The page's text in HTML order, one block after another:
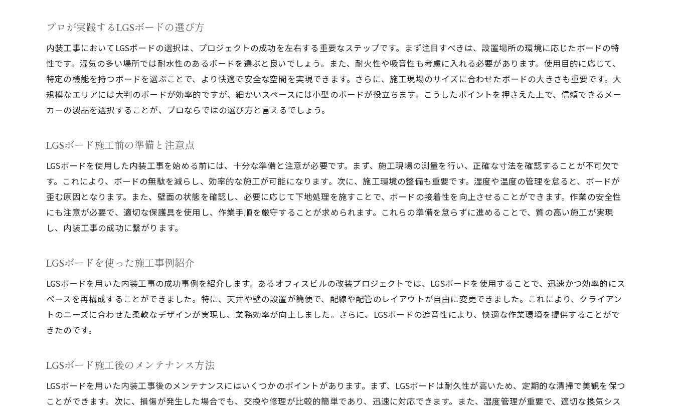
LGSボードを最大限に活かす配置方法
プロが推奨するLGSボード施工のタイミング
LGSボードと照明の相性を考慮したデザイン
施工費用を抑えるLGSボードの選び方
LGSボードを使ったDIYアイデア
内装工事でのLGSボードの役割
専門家が教えるLGSボードの施工手順
LGSボードで空間を広く見せるテクニック
LGSボードの耐久性とその評価
用途別に見るLGSボードの選択肢
LGSボードを使用した施工の経済的効果
プロが解説！LGSボードで効率的に空間を作る方法
プロが実践するLGSボードの選び方
内装工事においてLGSボードの選択は、プロジェクトの成功を左右する重要なステップです。まず注目すべきは、設置場所の環境に応じたボードの特
性です。湿気の多い場所では耐水性のあるボードを選ぶと良いでしょう。また、耐火性や吸音性も考慮に入れる必要があります。使用目的に応じて、
特定の機能を持つボードを選ぶことで、より快適で安全な空間を実現できます。さらに、施工現場のサイズに合わせたボードの大きさも重要です。大
規模なエリアには大判のボードが効率的ですが、細かいスペースには小型のボードが役立ちます。こうしたポイントを押さえた上で、信頼できるメー
カーの製品を選択することが、プロならではの選び方と言えるでしょう。
LGSボード施工前の準備と注意点
LGSボードを使用した内装工事を始める前には、十分な準備と注意が必要です。まず、施工現場の測量を行い、正確な寸法を確認することが不可欠で
す。これにより、ボードの無駄を減らし、効率的な施工が可能になります。次に、施工環境の整備も重要です。湿度や温度の管理を怠ると、ボードが
歪む原因となります。また、壁面の状態を確認し、必要に応じて下地処理を施すことで、ボードの接着性を向上させることができます。作業の安全性
にも注意が必要で、適切な保護具を使用し、作業手順を厳守することが求められます。これらの準備を怠らずに進めることで、質の高い施工が実現
し、内装工事の成功に繋がります。
LGSボードを使った施工事例紹介
LGSボードを用いた内装工事の成功事例を紹介します。あるオフィスビルの改装プロジェクトでは、LGSボードを使用することで、迅速かつ効率的にス
ペースを再構成することができました。特に、天井や壁の設置が簡便で、配線や配管のレイアウトが自由に変更できました。これにより、クライアン
トのニーズに合わせた柔軟なデザインが実現し、業務効率が向上しました。さらに、LGSボードの遮音性により、快適な作業環境を提供することがで
きたのです。
LGSボード施工後のメンテナンス方法
LGSボードを用いた内装工事後のメンテナンスにはいくつかのポイントがあります。まず、LGSボードは耐久性が高いため、定期的な清掃で美観を保つ
ことができます。次に、損傷が発生した場合でも、交換や修理が比較的簡単であり、迅速に対応できます。また、湿度管理が重要で、適切な換気シス
お気軽にご相談ください
お気軽にご相談ください